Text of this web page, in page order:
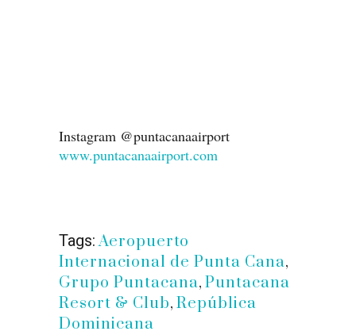
Instagram @puntacanaairport
www.puntacanaairport.com
Tags: Aeropuerto
Internacional de Punta Cana,
Grupo Puntacana, Puntacana
Resort & Club, República
Dominicana